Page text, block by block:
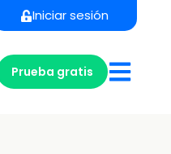
Iniciar sesión
Prueba gratis